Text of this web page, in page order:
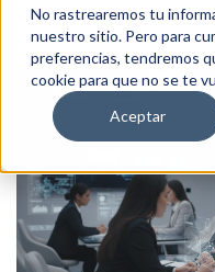
No rastrearemos tu
nuestro sitio. Pero para
preferencias, tendremos
cookie para que no se te
Aceptar
Descubre las
transformando el